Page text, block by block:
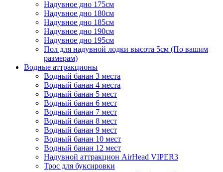
Надувное дно 175см
Надувное дно 180см
Надувное дно 185см
Надувное дно 190см
Надувное дно 195см
Пол для надувной лодки высота 5см (По вашим
размерам)
Водные аттракционы
Водный банан 3 места
Водный банан 4 места
Водный банан 5 мест
Водный банан 6 мест
Водный банан 7 мест
Водный банан 8 мест
Водный банан 9 мест
Водный банан 10 мест
Водный банан 12 мест
Надувной аттракцион AirHead VIPER3
Трос для буксировки